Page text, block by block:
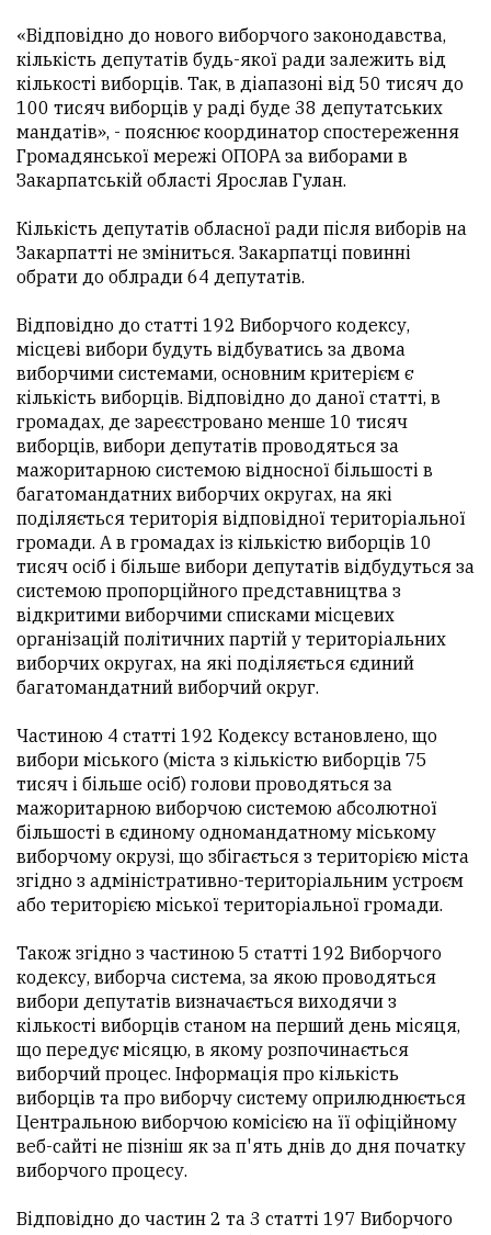
«Відповідно до нового виборчого законодавства,
кількість депутатів будь-якої ради залежить від
кількості виборців. Так, в діапазоні від 50 тисяч до
100 тисяч виборців у раді буде 38 депутатських
мандатів», - пояснює координатор спостереження
Громадянської мережі ОПОРА за виборами в
Закарпатській області Ярослав Гулан.
Кількість депутатів обласної ради після виборів на
Закарпатті не зміниться. Закарпатці повинні
обрати до облради 64 депутатів.
Відповідно до статті 192 Виборчого кодексу,
місцеві вибори будуть відбуватись за двома
виборчими системами, основним критерієм є
кількість виборців. Відповідно до даної статті, в
громадах, де зареєстровано менше 10 тисяч
виборців, вибори депутатів проводяться за
мажоритарною системою відносної більшості в
багатомандатних виборчих округах, на які
поділяється територія відповідної територіальної
громади. А в громадах із кількістю виборців 10
тисяч осіб і більше вибори депутатів відбудуться за
системою пропорційного представництва з
відкритими виборчими списками місцевих
організацій політичних партій у територіальних
виборчих округах, на які поділяється єдиний
багатомандатний виборчий округ.
Частиною 4 статті 192 Кодексу встановлено, що
вибори міського (міста з кількістю виборців 75
тисяч і більше осіб) голови проводяться за
мажоритарною виборчою системою абсолютної
більшості в єдиному одномандатному міському
виборчому окрузі, що збігається з територією міста
згідно з адміністративно-територіальним устроєм
або територією міської територіальної громади.
Також згідно з частиною 5 статті 192 Виборчого
кодексу, виборча система, за якою проводяться
вибори депутатів визначається виходячи з
кількості виборців станом на перший день місяця,
що передує місяцю, в якому розпочинається
виборчий процес. Інформація про кількість
виборців та про виборчу систему оприлюднюється
Центральною виборчою комісією на її офіційному
веб-сайті не пізніш як за п'ять днів до дня початку
виборчого процесу.
Відповідно до частин 2 та 3 статті 197 Виборчого